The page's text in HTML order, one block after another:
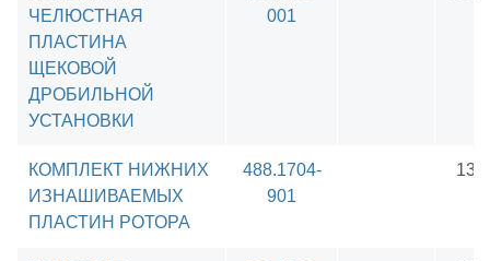
ЧЕЛЮСТНАЯ
ПЛАСТИНА
ЩЕКОВОЙ
ДРОБИЛЬНОЙ
УСТАНОВКИ
001
КОМПЛЕКТ НИЖНИХ
ИЗНАШИВАЕМЫХ
ПЛАСТИН РОТОРА
488.1704-
901